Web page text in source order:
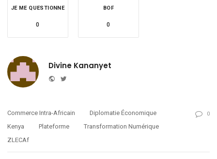
JE ME QUESTIONNE
0
BOF
0
Divine Kananyet
Website
Commerce Intra-Africain
Diplomatie Économique
Kenya
Plateforme
Transformation Numérique
ZLECAf
0